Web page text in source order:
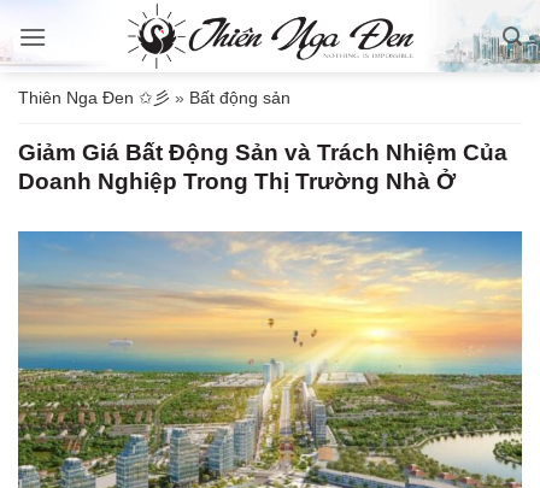
qua
dungThiên Nga Đen ✩彡 » Bất động sản
Giảm Giá Bất Động Sản và Trách Nhiệm Của
Doanh Nghiệp Trong Thị Trường Nhà Ở